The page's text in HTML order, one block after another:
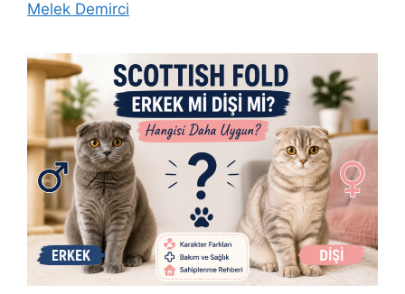
Melek Demirci